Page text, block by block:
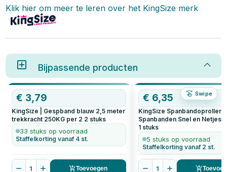
Klik hier om meer te leren over het KingSize merk
Bijpassende producten
Swipe
€ 3,79
KingSize | Gespband blauw 2,5 meter
trekkracht 250KG per 2 2 stuks
33 stuks op voorraad
Staffelkorting vanaf 4 st.
1 Toevoegen
€ 6,35
KingSize Spanbandoproller |
Spanbanden Snel en Netjes
1 stuks
5 stuks op voorraad
Staffelkorting vanaf 2 st.
1